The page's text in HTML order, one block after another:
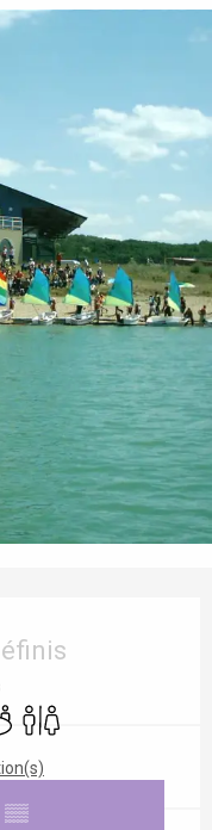
de réunion
Toilettes
▒▒